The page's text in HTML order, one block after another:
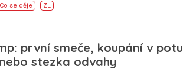
Co se děje ZL
první smeče, koupání v potu
stezka odvahy